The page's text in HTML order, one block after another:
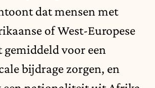
dat mensen met
of West-Europese
voor een
bijdrage zorgen, en